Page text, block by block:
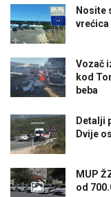
Nosite
vrećica
Vozač
kod
beba
Detalji
Dvije
MUP
od